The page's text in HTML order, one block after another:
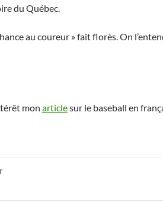
du Québec.
au coureur » fait florès. On
mon articlesur le baseball en